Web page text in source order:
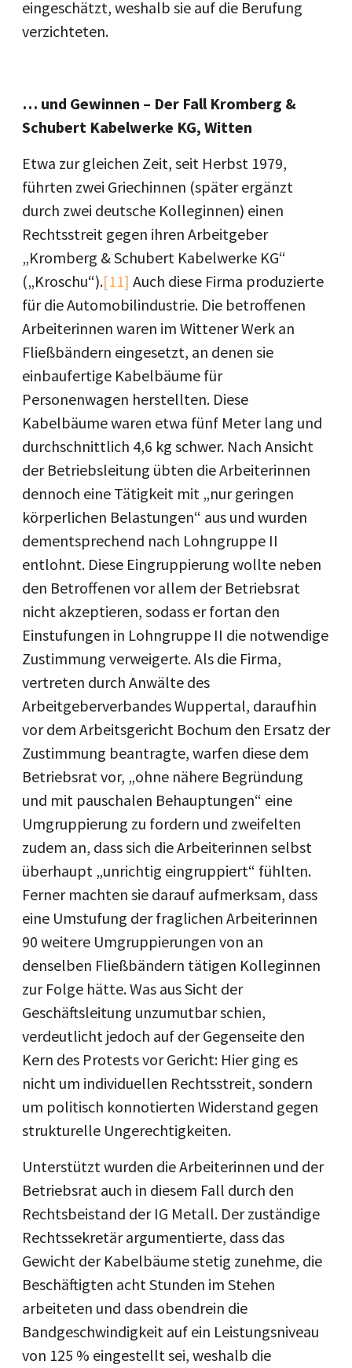
eingeschätzt, weshalb sie auf die Berufung
verzichteten.
… und Gewinnen – Der Fall Kromberg &
Schubert Kabelwerke KG, Witten
Etwa zur gleichen Zeit, seit Herbst 1979,
führten zwei Griechinnen (später ergänzt
durch zwei deutsche Kolleginnen) einen
Rechtsstreit gegen ihren Arbeitgeber
„Kromberg & Schubert Kabelwerke KG“
(„Kroschu“).[11] Auch diese Firma produzierte
für die Automobilindustrie. Die betroffenen
Arbeiterinnen waren im Wittener Werk an
Fließbändern eingesetzt, an denen sie
einbaufertige Kabelbäume für
Personenwagen herstellten. Diese
Kabelbäume waren etwa fünf Meter lang und
durchschnittlich 4,6 kg schwer. Nach Ansicht
der Betriebsleitung übten die Arbeiterinnen
dennoch eine Tätigkeit mit „nur geringen
körperlichen Belastungen“ aus und wurden
dementsprechend nach Lohngruppe II
entlohnt. Diese Eingruppierung wollte neben
den Betroffenen vor allem der Betriebsrat
nicht akzeptieren, sodass er fortan den
Einstufungen in Lohngruppe II die notwendige
Zustimmung verweigerte. Als die Firma,
vertreten durch Anwälte des
Arbeitgeberverbandes Wuppertal, daraufhin
vor dem Arbeitsgericht Bochum den Ersatz der
Zustimmung beantragte, warfen diese dem
Betriebsrat vor, „ohne nähere Begründung
und mit pauschalen Behauptungen“ eine
Umgruppierung zu fordern und zweifelten
zudem an, dass sich die Arbeiterinnen selbst
überhaupt „unrichtig eingruppiert“ fühlten.
Ferner machten sie darauf aufmerksam, dass
eine Umstufung der fraglichen Arbeiterinnen
90 weitere Umgruppierungen von an
denselben Fließbändern tätigen Kolleginnen
zur Folge hätte. Was aus Sicht der
Geschäftsleitung unzumutbar schien,
verdeutlicht jedoch auf der Gegenseite den
Kern des Protests vor Gericht: Hier ging es
nicht um individuellen Rechtsstreit, sondern
um politisch konnotierten Widerstand gegen
strukturelle Ungerechtigkeiten.
Unterstützt wurden die Arbeiterinnen und der
Betriebsrat auch in diesem Fall durch den
Rechtsbeistand der IG Metall. Der zuständige
Rechtssekretär argumentierte, dass das
Gewicht der Kabelbäume stetig zunehme, die
Beschäftigten acht Stunden im Stehen
arbeiteten und dass obendrein die
Bandgeschwindigkeit auf ein Leistungsniveau
von 125 % eingestellt sei, weshalb die